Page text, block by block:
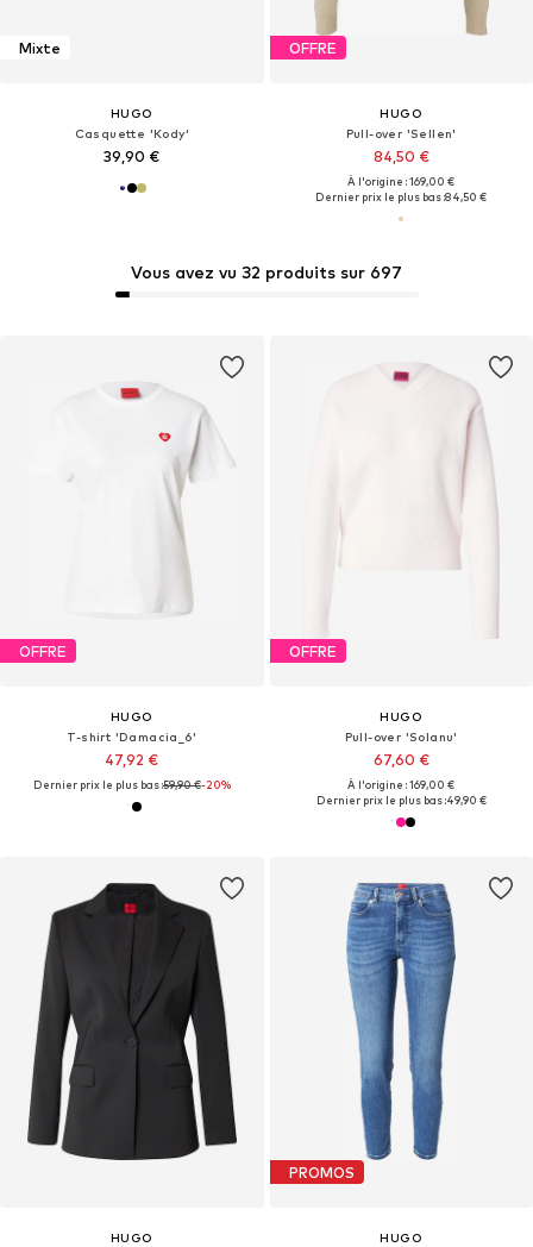
Mixte
HUGO
Casquette 'Kody'
39,90 €
OFFRE
HUGO
Pull-over 'Sellen'
84,50 €
À l'origine : 169,00 €
Dernier prix le plus bas :84,50 €
OFFRE
HUGO
T-shirt 'Damacia_6'
47,92 €
Dernier prix le plus bas :59,90 €-20%
OFFRE
HUGO
Pull-over 'Solanu'
67,60 €
À l'origine : 169,00 €
Dernier prix le plus bas :49,90 €
Vous avez vu 32 produits sur 697
HUGO
PROMOS
HUGO